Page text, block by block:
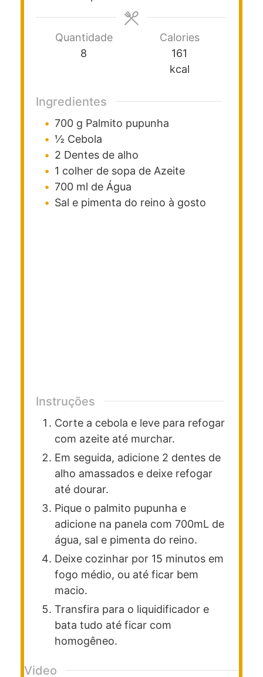
Quantidade
8
Calories
161
kcal
Ingredientes
700 g Palmito pupunha
½ Cebola
2 Dentes de alho
1 colher de sopa de Azeite
700 ml de Água
Sal e pimenta do reino à gosto
Instruções
Corte a cebola e leve para refogar
com azeite até murchar.
Em seguida, adicione 2 dentes de
alho amassados e deixe refogar
até dourar.
Pique o palmito pupunha e
adicione na panela com 700mL de
água, sal e pimenta do reino.
Deixe cozinhar por 15 minutos em
fogo médio, ou até ficar bem
macio.
Transfira para o liquidificador e
bata tudo até ficar com
homogêneo.
Video